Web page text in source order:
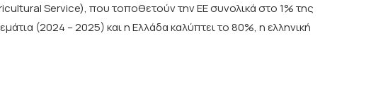
Service), που τοποθετούν την ΕΕ συνολικά στο 1% της
(2024 – 2025) και η Ελλάδα καλύπτει το 80%, η ελληνική